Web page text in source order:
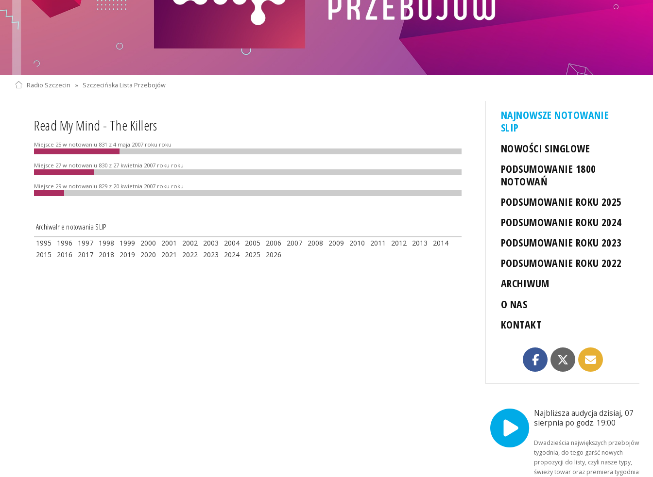
Radio Szczecin » Szczecińska Lista Przebojów
Read My Mind - The Killers
Miejsce 25 w notowaniu 831 z 4 maja 2007 roku roku
Miejsce 27 w notowaniu 830 z 27 kwietnia 2007 roku roku
Miejsce 29 w notowaniu 829 z 20 kwietnia 2007 roku roku
Archiwalne notowania SLIP
1995 1996 1997 1998 1999 2000 2001 2002 2003 2004 2005 2006 2007 2008 2009 2010 2011 2012 2013
2014
2015
2016 2017 2018 2019 2020 2021 2022 2023 2024 2025 2026
NAJNOWSZE NOTOWANIE
SLIP
NOWOŚCI SINGLOWE
PODSUMOWANIE 1800
NOTOWAŃ
PODSUMOWANIE ROKU 2025
PODSUMOWANIE ROKU 2024
PODSUMOWANIE ROKU 2023
PODSUMOWANIE ROKU 2022
ARCHIWUM
O NAS
KONTAKT
Najbliższa audycja dzisiaj, 07
sierpnia po godz. 19:00
Dwadzieścia największych przebojów
tygodnia, do tego garść nowych
propozycji do listy, czyli nasze typy,
świeży towar oraz premiera tygodnia!